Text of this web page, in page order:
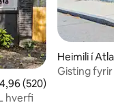
af 5 í meðaleinkunn,
4,96 (520)
hverfi
Heimili í
Gisting fyrir